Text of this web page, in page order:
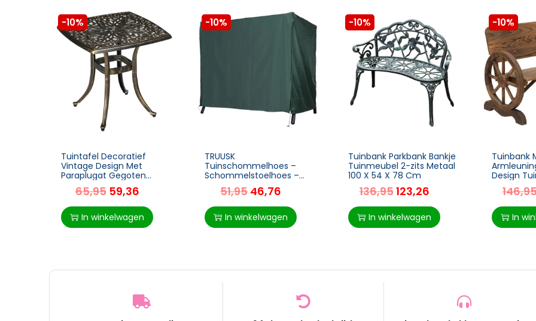
-10%
Tuintafel Decoratief
Vintage Design Met
Paraplugat Gegoten
Aluminium Kleur: Brons 54
X 54 X 52,5 Cm
65,95 59,36
In winkelwagen
-10%
TRUUSK
Tuinschommelhoes –
Schommelstoelhoes –
Waterdicht en
Zonnescherm – Oxford –
Groen – 177 x 114 x 152 cm
51,95 46,76
In winkelwagen
-10%
Tuinbank Parkbank Bankje
Tuinmeubel 2-zits Metaal
100 X 54 X 78 Cm
136,95123,26
In winkelwagen
-10%
Tuinbank
Design
Rustieke
Hout Bruin
Cm
In